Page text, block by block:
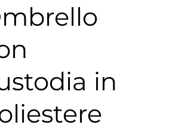
in